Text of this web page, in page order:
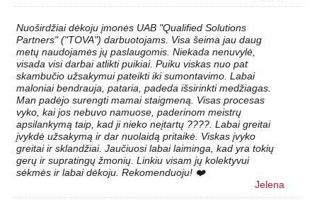
Nuoširdžiai dėkoju įmonės UAB "Qualified Solutions
Partners" ("TOVA") darbuotojams. Visa šeima jau daug
metų naudojamės jų paslaugomis. Niekada nenuvylė,
visada visi darbai atlikti puikiai. Puiku viskas nuo pat
skambučio užsakymui pateikti iki sumontavimo. Labai
maloniai bendrauja, pataria, padeda išsirinkti medžiagas.
Man padėjo surengti mamai staigmeną. Visas procesas
vyko, kai jos nebuvo namuose, paderinom meistrų
apsilankymą taip, kad ji nieko neįtartų ????. Labai greitai
įvykdė užsakymą ir dar nuolaidą pritaikė. Viskas įvyko
greitai ir sklandžiai. Jaučiuosi labai laiminga, kad yra tokių
gerų ir supratingų žmonių. Linkiu visam jų kolektyvui
sėkmės ir labai dėkoju. Rekomenduoju! ❤️
Jelena